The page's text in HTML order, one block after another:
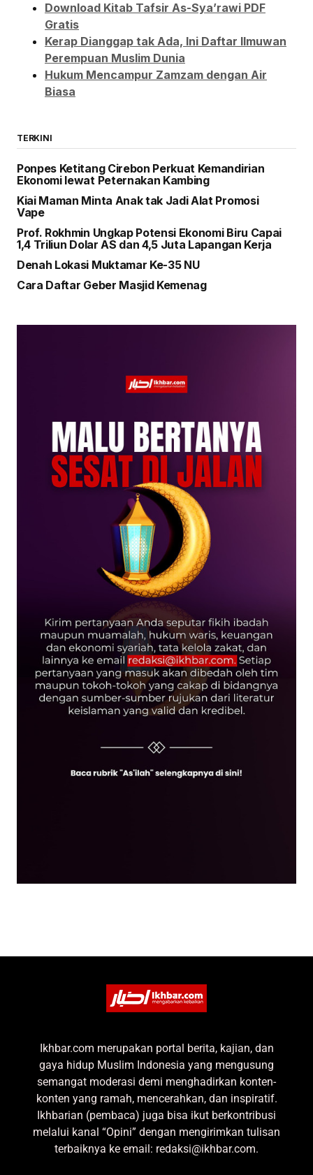
Download Kitab Tafsir As-Sya’rawi PDF
Gratis
Kerap Dianggap tak Ada, Ini Daftar Ilmuwan
Perempuan Muslim Dunia
Hukum Mencampur Zamzam dengan Air
Biasa
TERKINI
Ponpes Ketitang Cirebon Perkuat Kemandirian
Ekonomi lewat Peternakan Kambing
Kiai Maman Minta Anak tak Jadi Alat Promosi
Vape
Prof. Rokhmin Ungkap Potensi Ekonomi Biru Capai
1,4 Triliun Dolar AS dan 4,5 Juta Lapangan Kerja
Denah Lokasi Muktamar Ke-35 NU
Cara Daftar Geber Masjid Kemenag
Ikhbar.com merupakan portal berita, kajian, dan
gaya hidup Muslim Indonesia yang mengusung
semangat moderasi demi menghadirkan konten-
konten yang ramah, mencerahkan, dan inspiratif.
Ikhbarian (pembaca) juga bisa ikut berkontribusi
melalui kanal “Opini” dengan mengirimkan tulisan
terbaiknya ke email: redaksi@ikhbar.com.